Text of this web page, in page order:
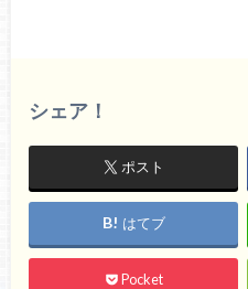
シェア！
ポスト
はてブ
Pocket